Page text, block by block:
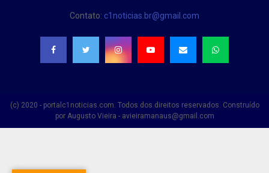
Contato: c1noticias.br@gmail.com
(c) 2020 - portalc1noticias.com. Todos dos direitos reservados. Construído
por Augusto Vieira - avieiramanaus@gmail.com